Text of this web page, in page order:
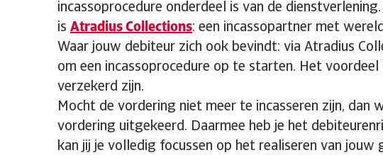
incassoprocedure onderdeel is van de
is Atradius Collections: een incassopartner met
Waar jouw debiteur zich ook bevindt: via Atradius
om een incassoprocedure op te starten. Het
verzekerd zijn.
Mocht de vordering niet meer te incasseren zijn, dan
vordering uitgekeerd. Daarmee heb je het
kan jij je volledig focussen op het realiseren van jouw